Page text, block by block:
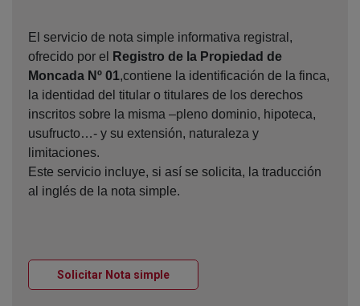
El servicio de nota simple informativa registral,
ofrecido por el
Registro de la Propiedad de
Moncada Nº 01,contiene la identificación de la finca,
la identidad del titular o titulares de los derechos
inscritos sobre la misma –pleno dominio, hipoteca,
usufructo…- y su extensión, naturaleza y
limitaciones.
Este servicio incluye, si así se solicita, la traducción
al inglés de la nota simple.
Solicitar Nota simpleVentana nueva